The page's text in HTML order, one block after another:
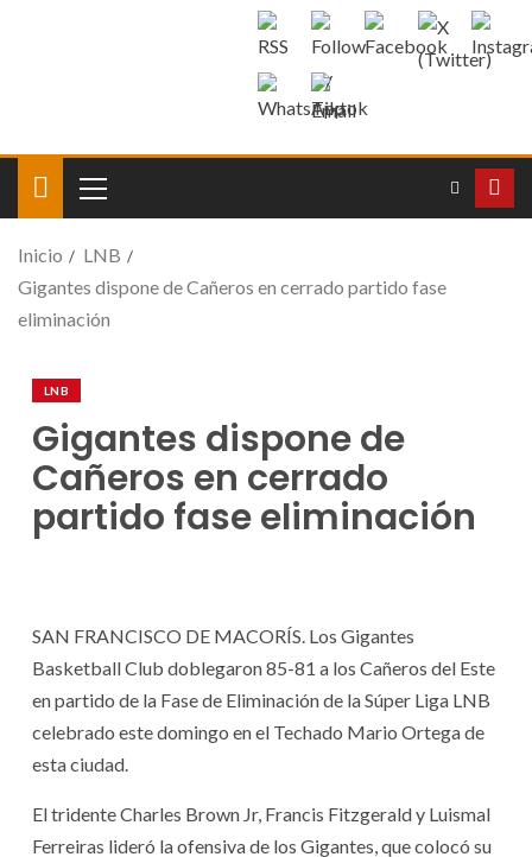
Inicio
LNB
Gigantes dispone de Cañeros en cerrado partido fase
eliminación
LNB
Gigantes dispone de
Cañeros en cerrado
partido fase eliminación
SAN FRANCISCO DE MACORÍS. Los Gigantes
Basketball Club doblegaron 85-81 a los Cañeros del Este
en partido de la Fase de Eliminación de la Súper Liga LNB
celebrado este domingo en el Techado Mario Ortega de
esta ciudad.
El tridente Charles Brown Jr, Francis Fitzgerald y Luismal
Ferreiras lideró la ofensiva de los Gigantes, que colocó su